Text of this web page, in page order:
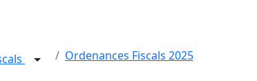
Ordenances Fiscals 2025